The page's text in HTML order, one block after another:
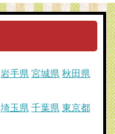
岩手県 宮城県 秋田県
埼玉県 千葉県 東京都